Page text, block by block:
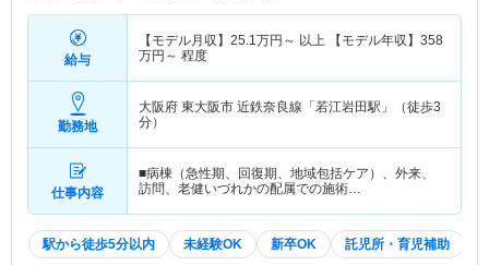
給与
【モデル月収】 25.1万円～ 以上 【モデル年収】 358
万円～ 程度
勤務地
大阪府 東大阪市 近鉄奈良線「若江岩田駅」（徒歩3
分）
仕事内容
■病棟（急性期、回復期、地域包括ケア）、外来、
訪問、老健いづれかの配属での施術…
駅から徒歩5分以内 未経験OK 新卒OK 託児所・育児補助